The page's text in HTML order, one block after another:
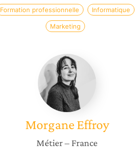
Formation professionnelle Informatique
Marketing
Morgane
Effroy
Morgane Effroy
Métier– France